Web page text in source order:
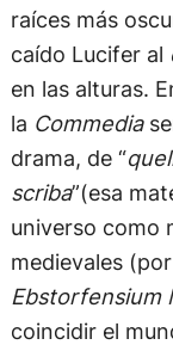
raíces más
caído Lucifer al
en las alturas.
la Commedia
drama, de “
scriba”(esa
universo como
medievales
Ebstorfensium
coincidir el